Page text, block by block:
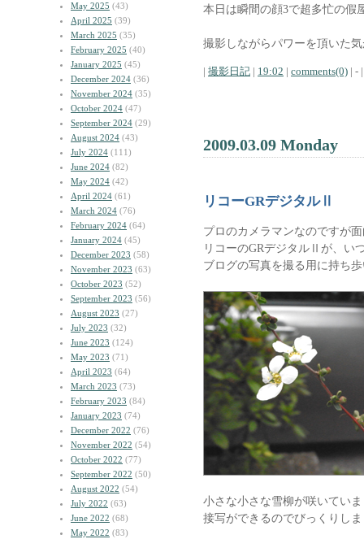
May 2025 (43)
April 2025 (39)
March 2025 (35)
February 2025 (40)
January 2025 (45)
December 2024 (36)
November 2024 (35)
October 2024 (47)
September 2024 (29)
August 2024 (43)
July 2024 (111)
June 2024 (82)
May 2024 (42)
April 2024 (61)
March 2024 (76)
February 2024 (64)
January 2024 (45)
December 2023 (58)
November 2023 (63)
October 2023 (52)
September 2023 (56)
August 2023 (27)
July 2023 (32)
June 2023 (124)
May 2023 (71)
April 2023 (64)
March 2023 (73)
February 2023 (84)
January 2023 (74)
December 2022 (76)
November 2022 (54)
October 2022 (77)
September 2022 (50)
August 2022 (54)
July 2022 (63)
June 2022 (68)
May 2022 (83)
本日は瞬間の顔3で超多忙の假
撮影しながらパワーを頂いた
| 撮影日記 | 19:02 | comments(0) | - |
2009.03.09 Monday
リコーGRデジタルⅡ
プロのカメラマンなのですが
リコーのGRデジタルⅡが、い
ブログの写真を撮る用に持ち
小さな小さな雪柳が咲いてい
接写ができるのでびっくりし